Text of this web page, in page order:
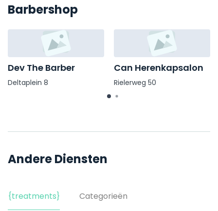
Barbershop
Dev The Barber
Deltaplein 8
Can Herenkapsalon
Rielerweg 50
Andere Diensten
{treatments} Categorieën